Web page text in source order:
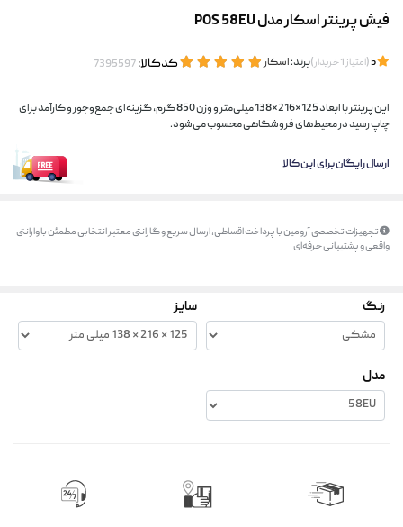
فیش پرینتر اسکار مدل POS 58EU
(امتیاز1خریدار)برند:اسکار کدکالا:
این پرینتر با ابعاد 125×216×138 میلی‌متر و وزن 850 گرم، گزینه‌ای جمع‌وجور و کارآمد برای
چاپ رسید در محیط‌های فروشگاهی محسوب می‌شود.
ارسال رایگان برای این کالا
تجهیزات تخصصی آرومین با پرداخت اقساطی، ارسال سریع و گارانتی معتبر انتخابی مطمئن با وارانتی
واقعی و پشتیبانی حرفه‌ای
رنگ سایز
مدل